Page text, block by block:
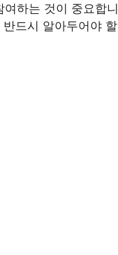
하는 것이 중요합니
드시 알아두어야 할